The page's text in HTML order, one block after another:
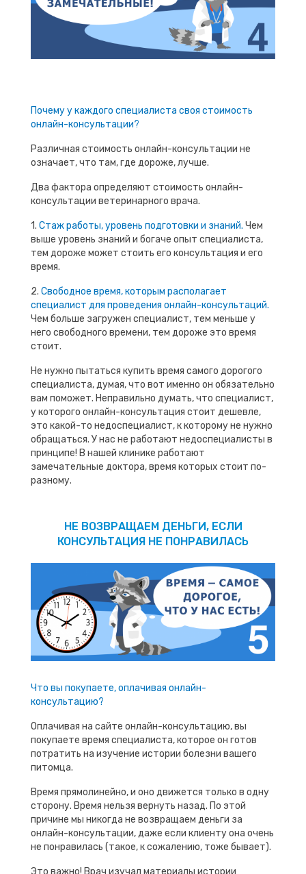
Почему у каждого специалиста своя стоимость
онлайн-консультации?
Различная стоимость онлайн-консультации не
означает, что там, где дороже, лучше.
Два фактора определяют стоимость онлайн-
консультации ветеринарного врача.
1. Стаж работы, уровень подготовки и знаний. Чем
выше уровень знаний и богаче опыт специалиста,
тем дороже может стоить его консультация и его
время.
2. Свободное время, которым располагает
специалист для проведения онлайн-консультаций.
Чем больше загружен специалист, тем меньше у
него свободного времени, тем дороже это время
стоит.
Не нужно пытаться купить время самого дорогого
специалиста, думая, что вот именно он обязательно
вам поможет. Неправильно думать, что специалист,
у которого онлайн-консультация стоит дешевле,
это какой-то недоспециалист, к которому не нужно
обращаться. У нас не работают недоспециалисты в
принципе! В нашей клинике работают
замечательные доктора, время которых стоит по-
разному.
НЕ ВОЗВРАЩАЕМ ДЕНЬГИ, ЕСЛИ
КОНСУЛЬТАЦИЯ НЕ ПОНРАВИЛАСЬ
Что вы покупаете, оплачивая онлайн-
консультацию?
Оплачивая на сайте онлайн-консультацию, вы
покупаете время специалиста, которое он готов
потратить на изучение истории болезни вашего
питомца.
Время прямолинейно, и оно движется только в одну
сторону. Время нельзя вернуть назад. По этой
причине мы никогда не возвращаем деньги за
онлайн-консультации, даже если клиенту она очень
не понравилась (такое, к сожалению, тоже бывает).
Это важно! Врач изучал материалы истории